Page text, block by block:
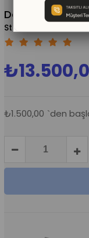
Daire Sünger
₺1.500,00 `den